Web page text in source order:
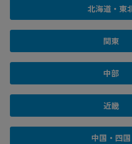
北海道・東
関東
中部
近畿
中国・四国